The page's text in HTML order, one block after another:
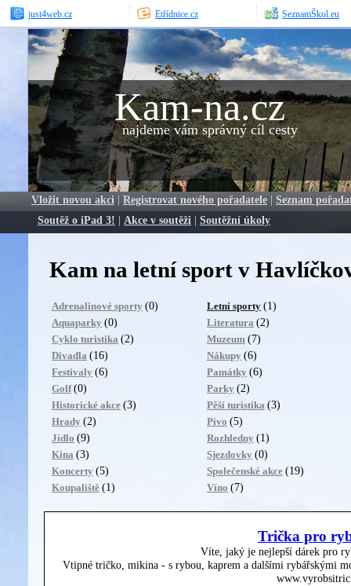
just4web.cz Etřídnice.cz SeznamŠkol.eu
Kam-na.cz
najdeme vám správný cíl cesty
Vložit novou akci | Registrovat nového pořadatele | Seznam
Soutěž o iPad 3! | Akce v soutěži | Soutěžní úkoly
Kam na letní sport v
Adrenalinové sporty (0)
Aquaparky (0)
Cyklo turistika (2)
Divadla (16)
Festivaly (6)
Golf (0)
Historické akce (3)
Hrady (2)
Jídlo (9)
Kina (3)
Koncerty (5)
Koupaliště (1)
Letní sporty (1)
Literatura (2)
Muzeum (7)
Nákupy (6)
Památky (6)
Parky (2)
Pěší turistika (3)
Pivo (5)
Rozhledny (1)
Sjezdovky (0)
Společenské akce (19)
Víno (7)
Trička pro
Víte, jaký je nejlepší dárek pro
Vtipné tričko, mikina - s rybou, kaprem a dalšími rybářskými